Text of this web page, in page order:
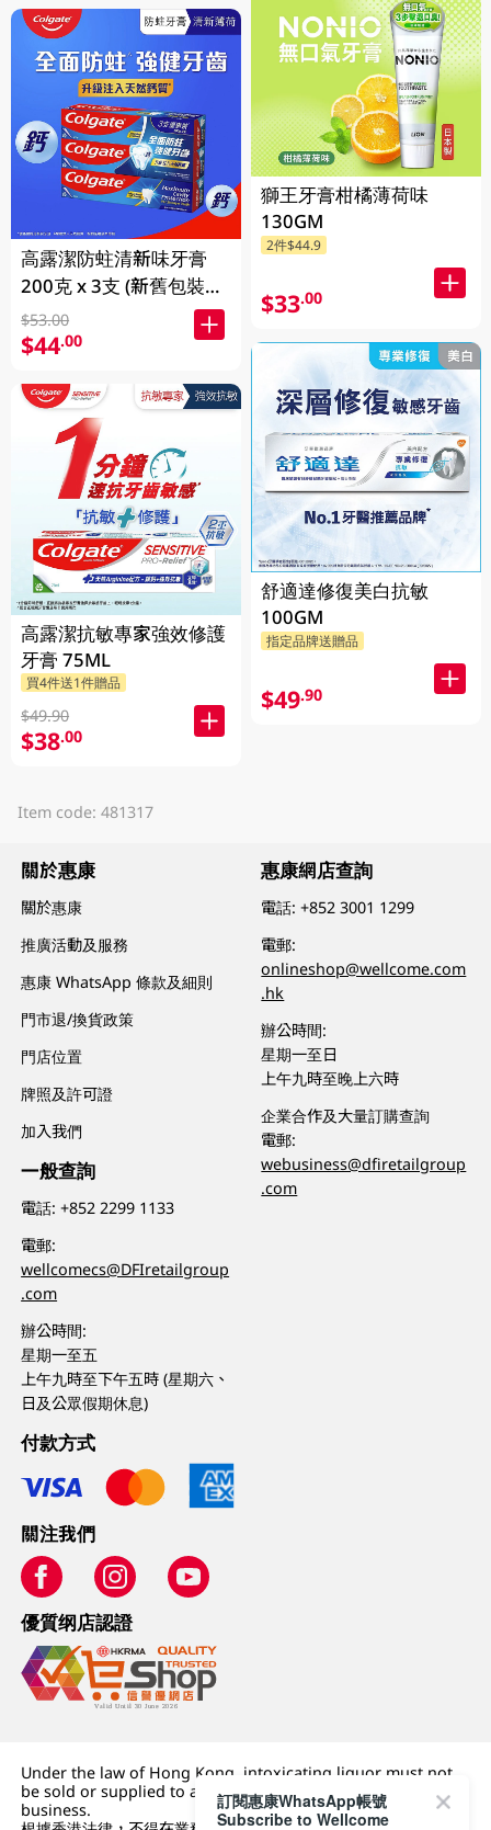
高露潔防蛀清新味牙膏
200克 x 3支 (新舊包裝隨
機發送)
$53.00
$44.00
高露潔抗敏專家強效修護
牙膏 75ML
買4件送1件贈品
$49.90
$38.00
獅王牙膏柑橘薄荷味
130GM
2件$44.9
$33.00
舒適達修復美白抗敏
100GM
指定品牌送贈品
$49.90
Item code: 481317
關於惠康
關於惠康
推廣活動及服務
惠康 WhatsApp 條款及細則
門市退/換貨政策
門店位置
牌照及許可證
加入我們
一般查詢
電話:+852 2299 1133
電郵:
wellcomecs@DFIretailgroup
.com
辦公時間:
星期一至五
上午九時至下午五時 (星期六、
日及公眾假期休息)
惠康網店查詢
電話:+852 3001 1299
電郵:
onlineshop@wellcome.com
.hk
辦公時間:
星期一至日
上午九時至晚上六時
企業合作及大量訂購查詢
電郵:
webusiness@dfiretailgroup
.com
付款方式
關注我們
優質纲店認證
Under the law of Hong Kong, intoxicating liquor must not
be sold or supplied to a minor (under 18) in the course of
business.
訂閱惠康WhatsApp帳號
Subscribe to Wellcome